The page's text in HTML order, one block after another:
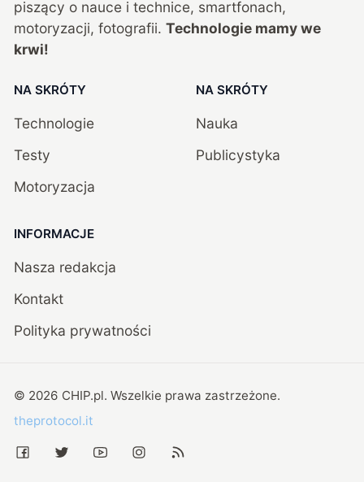
piszący o nauce i technice, smartfonach,
motoryzacji, fotografii. Technologie mamy we
krwi!
NA SKRÓTY
Technologie
Testy
Motoryzacja
NA SKRÓTY
Nauka
Publicystyka
INFORMACJE
Nasza redakcja
Kontakt
Polityka prywatności
© 2026 CHIP.pl. Wszelkie prawa zastrzeżone.
theprotocol.it